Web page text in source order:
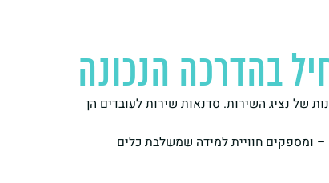
בהדרכה הנכונה
של נציג השירות. סדנאות שירות לעובדים הן
– ומספקים חוויית למידה שמשלבת כלים